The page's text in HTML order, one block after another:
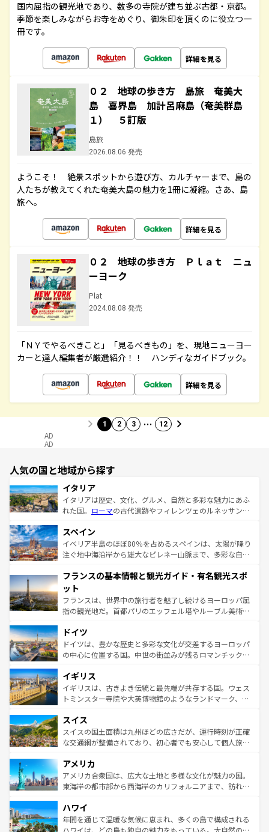
国内屈指の観光地であり、数多の寺院が建ち並ぶ古都・京都。
季節を楽しみながらお寺をめぐり、御朱印を頂くのに役立つ一
冊です。
詳細を見る
０２ 地球の歩き方 島旅 奄美大
島 喜界島 加計呂麻島（奄美群島
１） ５訂版
島旅
2026.08.06 発売
ようこそ！ 絶景スポットから遊び方、カルチャーまで、島の
人たちが教えてくれた奄美大島の魅力を1冊に凝縮。さあ、島
旅へ。
詳細を見る
０２ 地球の歩き方 Ｐｌａｔ ニュ
ーヨーク
Plat
2024.08.08 発売
「ＮＹでやるべきこと」「見るべきもの」を、現地ニューヨー
カーと達人編集者が厳選紹介！！ ハンディなガイドブック。
詳細を見る
1 2 3 … 12
AD
AD
人気の国と地域から探す
イタリア
イタリアは歴史、文化、グルメ、自然と多彩な魅力にあふ
れた国。 ローマの古代遺跡やフィレンツェのルネッサンス
ろん、トスカーナの美しい田園風景やアマルフィ海岸の絶
景など、自然景観も見逃せない。観光の合間には、本場の
ピザやパスタなど、絶品のイタリア料理を堪能することも
ませてくれるイタリアで、忘れられない旅をしてみよう！
なお、新着のイタリア情報は
しい。
スペイン
イベリア半島のほぼ80％を占めるスペインは、太陽が降り
注ぐ地中海沿岸から雄大なピレネー山脈まで、多彩な自然
文化が根付くこの国では、情熱的なフラメンコ、熱気あふ
れる闘牛、そして美味しいタパスが生活の一部となってい
る。首都マドリードの洗練された雰囲気や、バルセロナの
アートに溢れた街角から、地方では古代ローマ遺跡や中世
せる。地方によって風土や気候が異なるスペインはその個
性で訪れる人を魅了する。 なお、新着のスペイン情報は コ
ンテンツ一覧を参照してほしい。
フランスの基本情報と観光ガイド・有名観光スポ
ット
フランスは、世界中の旅行者を魅了し続けるヨーロッパ屈
指の観光地だ。首都パリのエッフェル塔やルーブル美術館
で、幅広い魅力が詰まっている。華麗な宮殿、歴史的な大
聖堂、美しいビーチ、そして豊かな自然が、訪れる者を心
から魅了する。また、フランスは美食の国としても知ら
いる。シャンパンの発祥地であるランス、プロヴァンスの
香り高いラベンダー畑など、多彩な楽しみ方が可能だ。さ
らに、パリ以外の地域にも魅力が溢れており、どの街角に
れる地方に足を運ぶとそれぞれで全く異なる文化を体験で
きるだろう。 なお、新着のフランス情報はコンテンツ一覧
を参照してほしい。
ドイツ
ドイツは、豊かな歴史と多彩な文化が交差するヨーロッパ
の中心に位置する国。中世の街並みが残るロマンチック街
顔を持つこの国は、どこを歩いても飽きることがない。ベ
ルリンの文化的活気、バイエルン州のアルプスの絶景、そ
してライン川沿いのワイン畑といった風景は必見。ビール
は、お酒好きな人にはぜひ体験してほしい。 なお、新着の
ドイツ情報はコンテンツ一覧を参照してほしい。
イギリス
イギリスは、古きよき伝統と最先端が共存する国。ウェス
トミンスター寺院や大英博物館のようなランドマーク、歴
リアごとに異なる魅力がある。また、優雅なアフタヌーン
ティー、ビール好きにはたまらない英国パブ、サッカー観
戦など、本場だからこそできる体験も豊富。イギリスを旅
ンツ一覧を参照してほしい。
スイス
スイスの国土面積は九州ほどの広さだが、運行時刻が正確
な交通網が整備されており、初心者でも安心して個人旅行
の建物がそのまま残る町や、スイスならではのユニークな
博物館もあり、アルプス観光だけでなく町歩きも満喫する
ことができる。国民の所得が高いため物価も高いが、旅行
ば市内交通費無料で観光を楽しむこともできる。 なお、新
着のスイス情報はコンテンツ一覧 を参照してほしい。
アメリカ
アメリカ合衆国は、広大な土地と多様な文化が魅力の国。
東海岸の都市部から西海岸のカリフォルニアまで、訪れる
のような巨大都市は、観光、ショッピング、エンターテイ
ンメントが詰まった刺激的なスポットだ。一方、アメリカ
西部には大自然が広がり、グランドキャニオンやイエロー
ハワイ
年間を通じて温暖な気候に恵まれ、多くの島で構成される
ハワイは、どの島も独自の魅力をもっている。大自然の神